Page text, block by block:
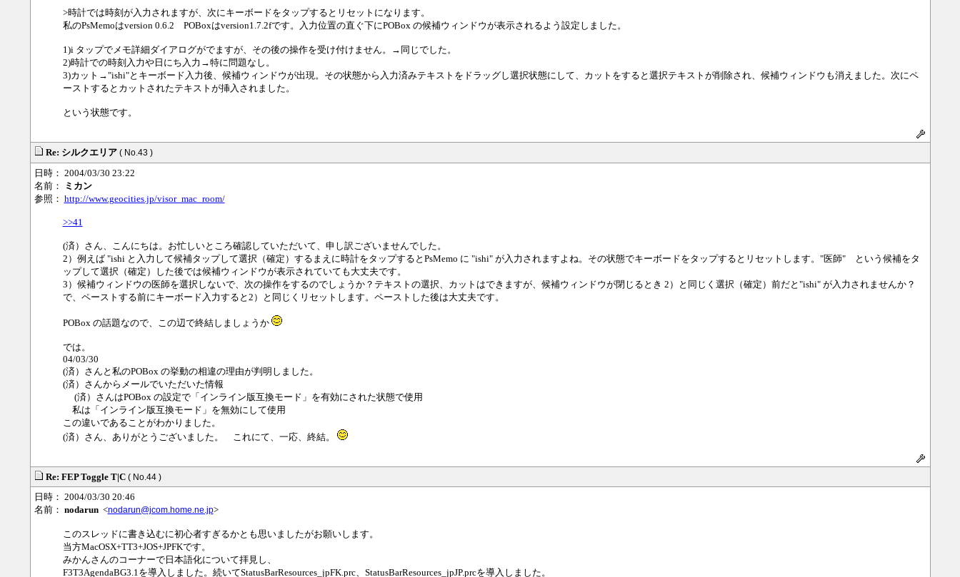
>時計では時刻が入力されますが、次にキーボードをタップするとリセットになります。
私のPsMemoはversion 0.6.2 POBoxはversion1.7.2fです。入力位置の直ぐ下にPOBox の候補ウィンドウが表示されるよう設定しました。
1)i タップでメモ詳細ダイアログがでますが、その後の操作を受け付けません。→同じでした。
2)時計での時刻入力や日にち入力→特に問題なし。
3)カット→"ishi"とキーボード入力後、候補ウィンドウが出現。その状態から入力済みテキストをドラッグし選択状態にして、カットをすると選択テキストが削除され、候補ウィンドウも消えました。次にペ
ーストするとカットされたテキストが挿入されました。
という状態です。
Re: シルクエリア ( No.43 )
日時： 2004/03/30 23:22
名前：
ミカン
参照： http://www.geocities.jp/visor_mac_room/
>>41
(済）さん、こんにちは。お忙しいところ確認していただいて、申し訳ございませんでした。
2）例えば "ishi と入力して候補タップして選択（確定）するまえに時計をタップするとPsMemo に "ishi" が入力されますよね。その状態でキーボードをタップするとリセットします。"医師" という候補をタ
ップして選択（確定）した後では候補ウィンドウが表示されていても大丈夫です。
3）候補ウィンドウの医師を選択しないで、次の操作をするのでしょうか？テキストの選択、カットはできますが、候補ウィンドウが閉じるとき 2）と同じく選択（確定）前だと"ishi" が入力されませんか？
で、ペーストする前にキーボード入力すると2）と同じくリセットします。ペーストした後は大丈夫です。
POBox の話題なので、この辺で終結しましょうか
では。
04/03/30
(済）さんと私のPOBox の挙動の相違の理由が判明しました。
(済）さんからメールでいただいた情報
(済）さんはPOBox の設定で「インライン版互換モード」を有効にされた状態で使用
私は「インライン版互換モード」を無効にして使用
この違いであることがわかりました。
(済）さん、ありがとうございました。 これにて、一応、終結。
Re: FEP Toggle T|C ( No.44 )
日時： 2004/03/30 20:46
名前： nodarun<nodarun@jcom.home.ne.jp>
このスレッドに書き込むに初心者すぎるかとも思いましたがお願いします。
当方MacOSX+TT3+JOS+JPFKです。
みかんさんのコーナーで日本語化について拝見し、
F3T3AgendaBG3.1を導入しました。続いてStatusBarResources_jpFK.prc、StatusBarResources_jpJP.prcを導入しました。